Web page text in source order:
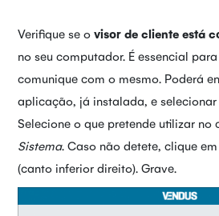
Verifique se ovisor de cliente está
no seu computador. É essencial
comunique com o mesmo. Poderá
aplicação, já instalada, e selecionar
Selecione o que pretende utilizar no
Sistema. Caso não detete, clique em
(canto inferior direito). Grave.